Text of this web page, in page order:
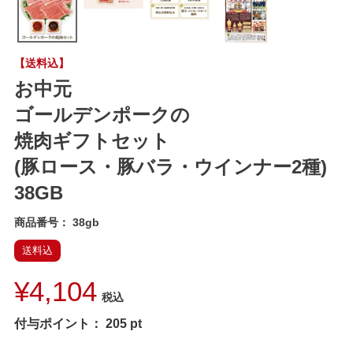
【送料込】
お中元
ゴールデンポークの
焼肉ギフトセット
(豚ロース・豚バラ・ウインナー2種)
38GB
商品番号 38gb
送料込
¥4,104 税込
付与ポイント： 205 pt